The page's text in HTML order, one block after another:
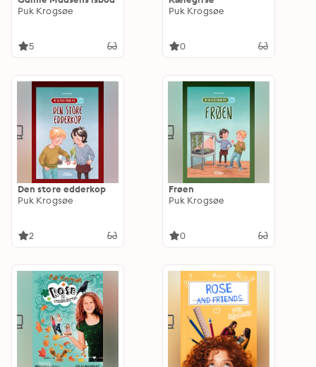
Puk Krogsøe
5
Puk Krogsøe
0
Den store edderkop
Puk Krogsøe
2
Frøen
Puk Krogsøe
0